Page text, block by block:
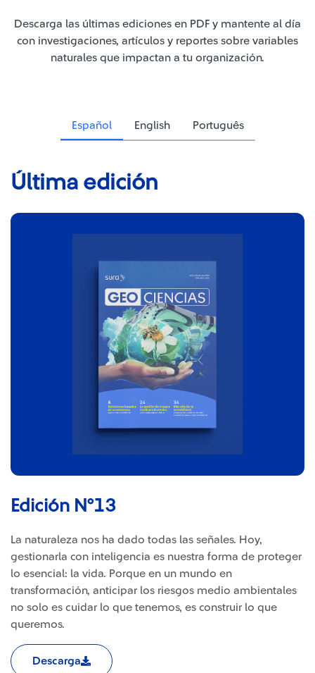
Descarga las últimas ediciones en PDF y mantente al día
con investigaciones, artículos y reportes sobre variables
naturales que impactan a tu organización.
Español English Português
Última edición
Edición N°13
La naturaleza nos ha dado todas las señales. Hoy,
gestionarla con inteligencia es nuestra forma de proteger
lo esencial: la vida. Porque en un mundo en
transformación, anticipar los riesgos medio ambientales
no solo es cuidar lo que tenemos, es construir lo que
queremos.
Descarga